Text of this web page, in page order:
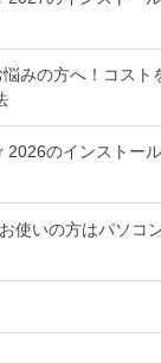
みの方へ！コスト
のインストール
使いの方はパソコ